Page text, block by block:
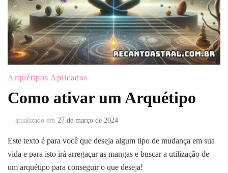
Arquétipos Aplicados
Como ativar um Arquétipo
atualizado em 27 de março de 2024
Este texto é para você que deseja algum tipo de mudança em sua
vida e para isto irá arregaçar as mangas e buscar a utilização de
um arquétipo para conseguir o que deseja!